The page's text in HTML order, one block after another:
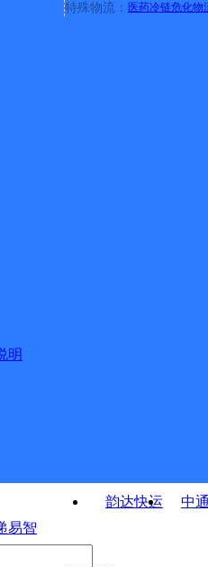
特殊物流： 医药冷链危化物
明
韵达快运
中
易智